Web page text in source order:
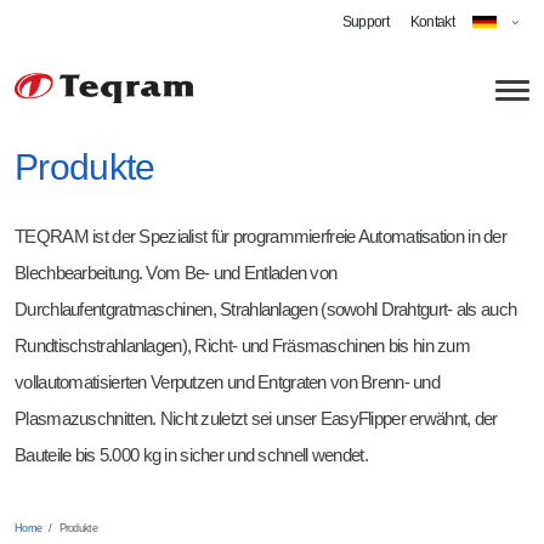
Support Kontakt
Technologien
Anwendungen
Roboterschleifen
Cobot Schweißen
Software Engineer Robotics
Produkte
TEQRAM ist der Spezialist für programmierfreie Automatisation in der
Blechbearbeitung. Vom Be- und Entladen von
Durchlaufentgratmaschinen, Strahlanlagen (sowohl Drahtgurt- als auch
Rundtischstrahlanlagen), Richt- und Fräsmaschinen bis hin zum
vollautomatisierten Verputzen und Entgraten von Brenn- und
Plasmazuschnitten. Nicht zuletzt sei unser EasyFlipper erwähnt, der
Bauteile bis 5.000 kg in sicher und schnell wendet.
Home Produkte